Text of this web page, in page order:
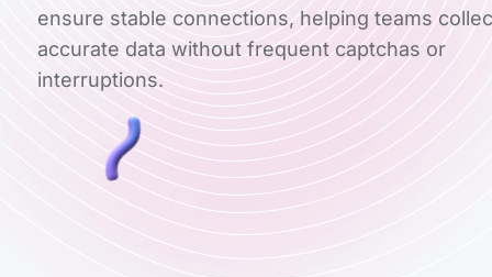
ensure stable connections, helping teams
accurate data without frequent captchas or
interruptions.